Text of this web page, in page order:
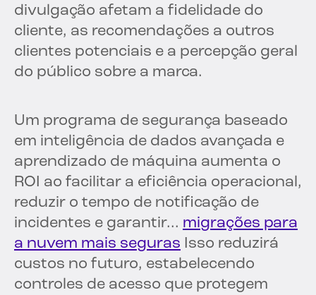
divulgação afetam a fidelidade do
cliente, as recomendações a outros
clientes potenciais e a percepção geral
do público sobre a marca.
Um programa de segurança baseado
em inteligência de dados avançada e
aprendizado de máquina aumenta o
ROI ao facilitar a eficiência operacional,
reduzir o tempo de notificação de
incidentes e garantir... migrações para
a nuvem mais seguras Isso reduzirá
custos no futuro, estabelecendo
controles de acesso que protegem